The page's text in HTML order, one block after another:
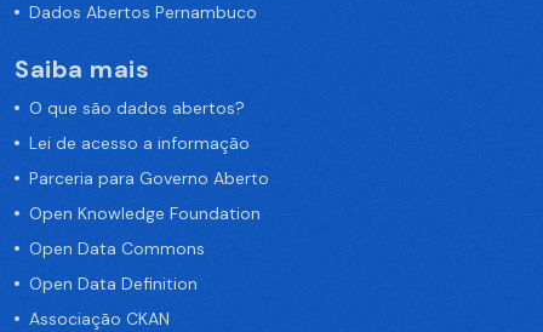
Dados Abertos Pernambuco
Saiba mais
O que são dados abertos?
Lei de acesso a informação
Parceria para Governo Aberto
Open Knowledge Foundation
Open Data Commons
Open Data Definition
Associação CKAN